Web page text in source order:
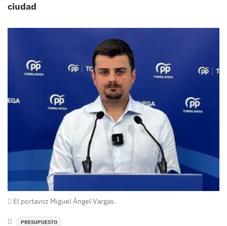
ciudad
El portavoz Miguel Ángel Vargas.
PRESUPUESTO